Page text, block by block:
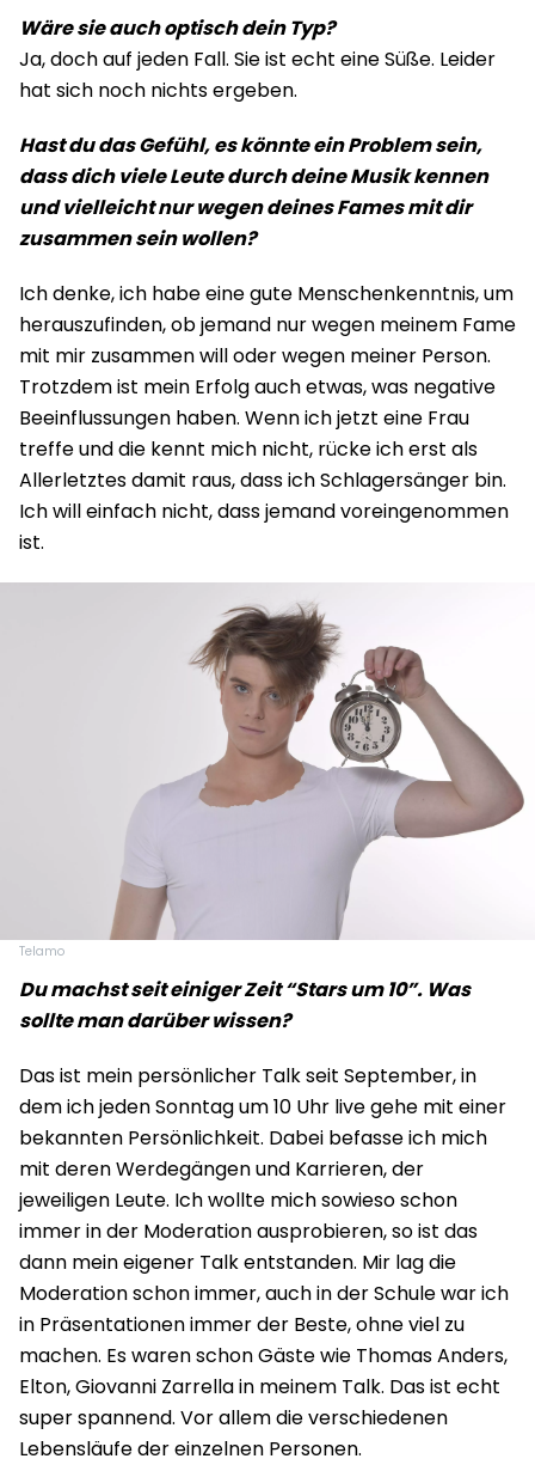
Wäre sie auch optisch dein Typ?
Ja, doch auf jeden Fall. Sie ist echt eine Süße. Leider
hat sich noch nichts ergeben.
Hast du das Gefühl, es könnte ein Problem sein,
dass dich viele Leute durch deine Musik kennen
und vielleicht nur wegen deines Fames mit dir
zusammen sein wollen?
Ich denke, ich habe eine gute Menschenkenntnis, um
herauszufinden, ob jemand nur wegen meinem Fame
mit mir zusammen will oder wegen meiner Person.
Trotzdem ist mein Erfolg auch etwas, was negative
Beeinflussungen haben. Wenn ich jetzt eine Frau
treffe und die kennt mich nicht, rücke ich erst als
Allerletztes damit raus, dass ich Schlagersänger bin.
Ich will einfach nicht, dass jemand voreingenommen
ist.
Telamo
Du machst seit einiger Zeit “Stars um 10”. Was
sollte man darüber wissen?
Das ist mein persönlicher Talk seit September, in
dem ich jeden Sonntag um 10 Uhr live gehe mit einer
bekannten Persönlichkeit. Dabei befasse ich mich
mit deren Werdegängen und Karrieren, der
jeweiligen Leute. Ich wollte mich sowieso schon
immer in der Moderation ausprobieren, so ist das
dann mein eigener Talk entstanden. Mir lag die
Moderation schon immer, auch in der Schule war ich
in Präsentationen immer der Beste, ohne viel zu
machen. Es waren schon Gäste wie Thomas Anders,
Elton, Giovanni Zarrella in meinem Talk. Das ist echt
super spannend. Vor allem die verschiedenen
Lebensläufe der einzelnen Personen.